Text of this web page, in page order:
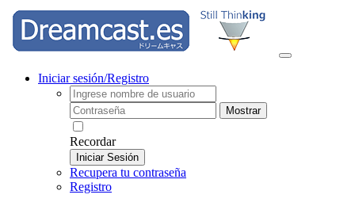
Iniciar sesión/Registro
Mostrar
Recordar
Iniciar Sesión
Recupera tu contraseña
Registro